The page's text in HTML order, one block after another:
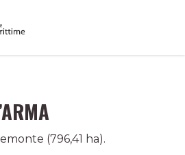
(796,41 ha).